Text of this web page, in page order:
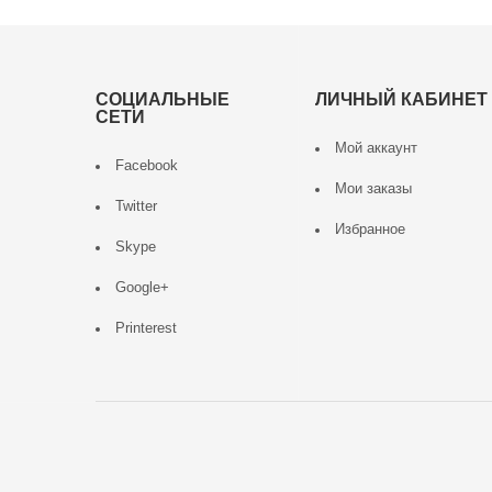
СОЦИАЛЬНЫЕ
СЕТИ
Facebook
Twitter
Skype
Google+
Printerest
ЛИЧНЫЙ КАБИНЕТ
Мой аккаунт
Мои заказы
Избранное